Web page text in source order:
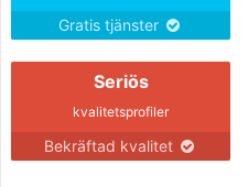
Gratis tjänster
Seriös
kvalitetsprofiler
Bekräftad kvalitet